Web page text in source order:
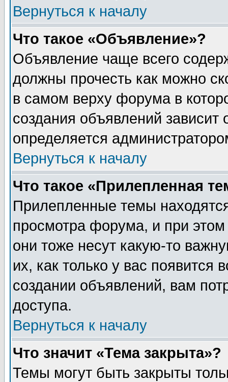
Вернуться к началу
Что такое «Объявление»?
Объявление чаще всего
должны прочесть как можно
в самом верху форума в
создания объявлений зависит
определяется
Вернуться к началу
Что такое «Прилепленная
Прилепленные темы
просмотра форума, и при
они тоже несут какую-то
их, как только у вас появится
создании объявлений, вам
доступа.
Вернуться к началу
Что значит «Тема закрыта»?
Темы могут быть закрыты